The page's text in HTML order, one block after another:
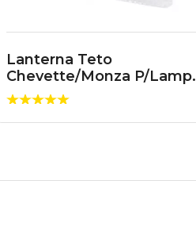
Lanterna Teto
Chevette/Monza P/Lamp.
69 94624116